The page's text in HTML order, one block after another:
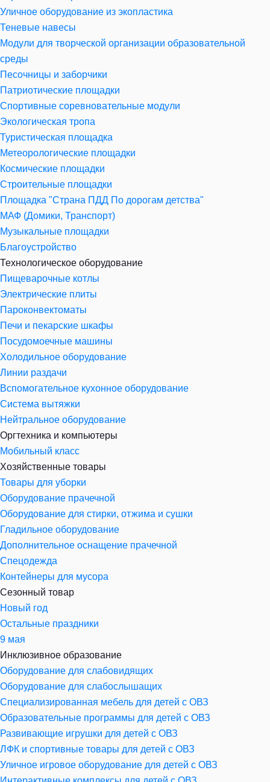
Уличное оборудование из экопластика
Теневые навесы
Модули для творческой организации образовательной
среды
Песочницы и заборчики
Патриотические площадки
Спортивные соревновательные модули
Экологическая тропа
Туристическая площадка
Метеорологические площадки
Космические площадки
Строительные площадки
Площадка "Страна ПДД По дорогам детства"
МАФ (Домики, Транспорт)
Музыкальные площадки
Благоустройство
Технологическое оборудование
Пищеварочные котлы
Электрические плиты
Пароконвектоматы
Печи и пекарские шкафы
Посудомоечные машины
Холодильное оборудование
Линии раздачи
Вспомогательное кухонное оборудование
Система вытяжки
Нейтральное оборудование
Оргтехника и компьютеры
Мобильный класс
Хозяйственные товары
Товары для уборки
Оборудование прачечной
Оборудование для стирки, отжима и сушки
Гладильное оборудование
Дополнительное оснащение прачечной
Спецодежда
Контейнеры для мусора
Сезонный товар
Новый год
Остальные праздники
9 мая
Инклюзивное образование
Оборудование для слабовидящих
Оборудование для слабослышащих
Специализированная мебель для детей с ОВЗ
Образовательные программы для детей с ОВЗ
Развивающие игрушки для детей с ОВЗ
ЛФК и спортивные товары для детей с ОВЗ
Уличное игровое оборудование для детей с ОВЗ